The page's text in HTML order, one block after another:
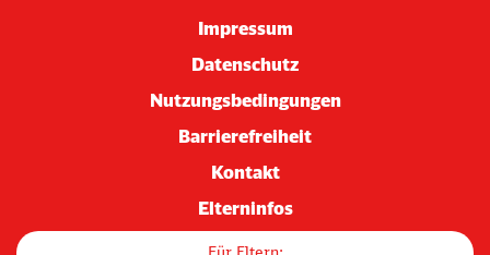
Impressum
Datenschutz
Nutzungsbedingungen
Barrierefreiheit
Kontakt
Elterninfos